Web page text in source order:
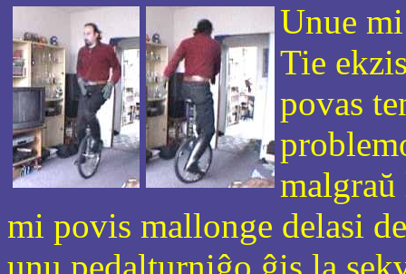
Unue
Tie
povas
mi povis mallonge delasi